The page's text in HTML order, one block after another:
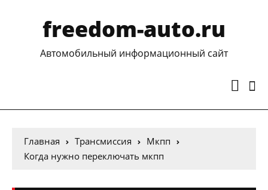
freedom-auto.ru
Автомобильный информационный сайт
Главная Трансмиссия
Мкпп
Когда нужно переключать мкпп